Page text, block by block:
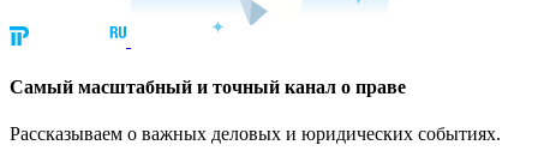
Cамый масштабный и точный канал о праве
Рассказываем о важных деловых и юридических событиях.